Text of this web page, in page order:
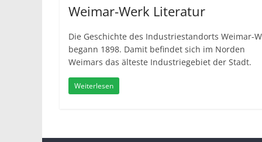
Weimar-Werk Literatur
Die Geschichte des Industriestandorts Weimar-
begann 1898. Damit befindet sich im Norden
Weimars das älteste Industriegebiet der Stadt.
Weiterlesen